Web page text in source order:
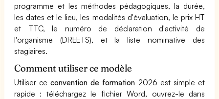
programme et les méthodes pédagogiques, la durée,
les dates et le lieu, les modalités d'évaluation, le prix HT
et TTC, le numéro de déclaration d'activité de
l'organisme (DREETS), et la liste nominative des
stagiaires.
Comment utiliser ce modèle
Utiliser ceconvention de formation 2026 est simple et
rapide : téléchargez le fichier Word, ouvrez-le dans